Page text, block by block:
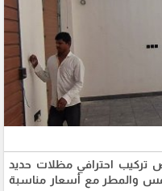
تركيب احترافي مظلات حديد
والمطر مع أسعار مناسبة